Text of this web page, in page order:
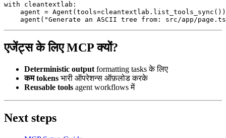
with cleantextlab:
    agent = Agent(tools=cleantextlab.list_tools_sync())
    agent(
"Generate an ASCII tree from: src/app/
एजेंट्स के लिए MCP क्यों?
Deterministic output formatting tasks के लिए
कम tokens भारी ऑपरेशन्स ऑफ़लोड करके
Reusable tools agent workflows में
Next steps